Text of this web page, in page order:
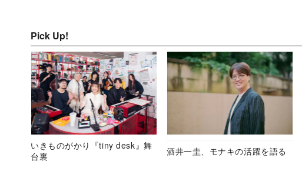
Pick Up!
いきものがかり『tiny desk』舞
台裏
酒井一圭、モナキの活躍を語る